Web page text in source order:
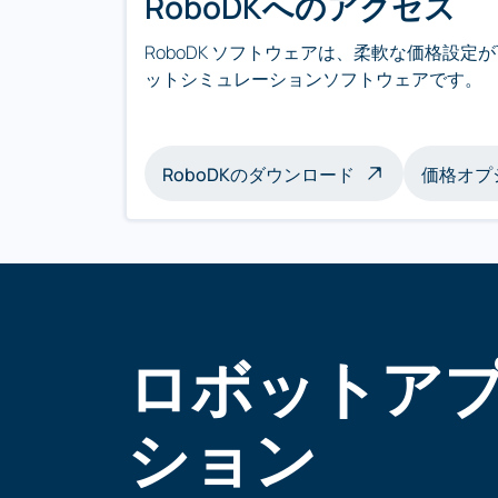
RoboDK ソフトウェアは、柔軟な価格設定
ットシミュレーションソフトウェアです。
RoboDKのダウンロード 価格オプ
ロボットア
ション